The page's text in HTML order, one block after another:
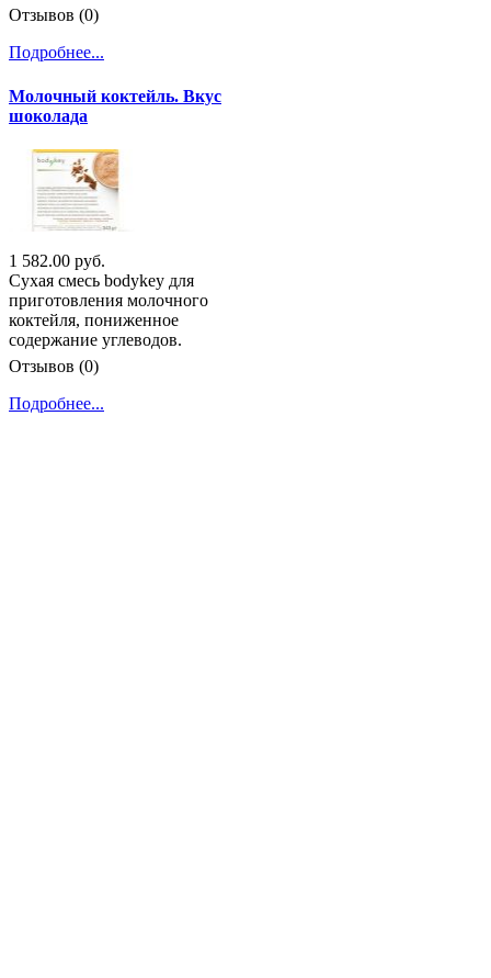
Отзывов (0)
Подробнее...
Молочный коктейль. Вкус
шоколада
1 582.00 руб.
Сухая смесь bodykey для
приготовления молочного
коктейля, пониженное
содержание углеводов.
Отзывов (0)
Подробнее...